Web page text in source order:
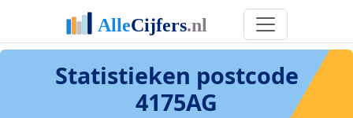
Statistieken postcode
4175AG